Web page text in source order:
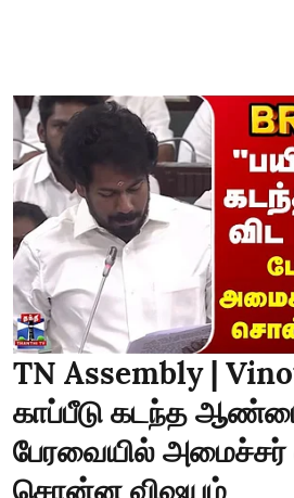
TN Assembly |
காப்பீடு கடந்த
பேரவையில்